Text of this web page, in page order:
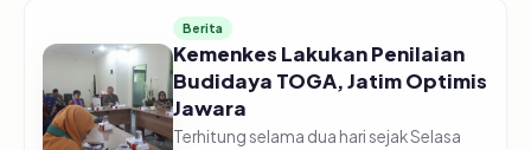
akan mengembang...
Berita
Kemenkes Lakukan Penilaian
Budidaya TOGA, Jatim Optimis
Jawara
Terhitung selama dua hari sejak Selasa